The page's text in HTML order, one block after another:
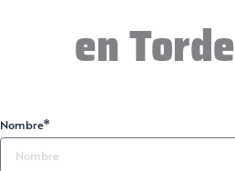
en
Nombre*